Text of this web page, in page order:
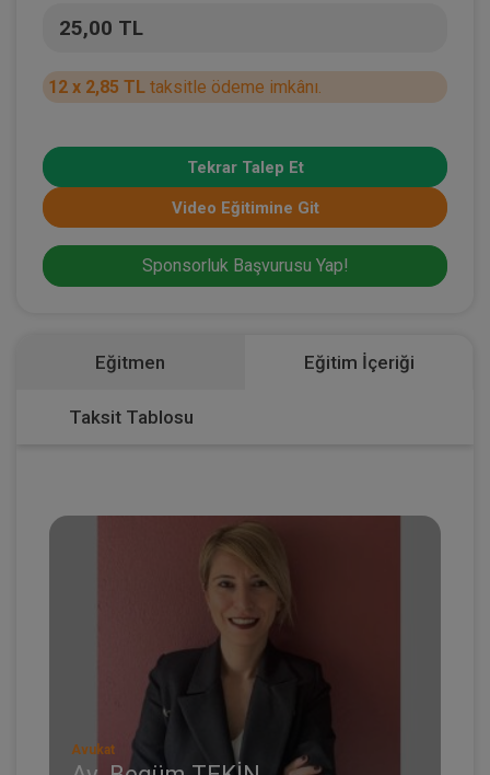
25,00 TL
12 x 2,85 TL taksitle ödeme imkânı.
Tekrar Talep Et
Video Eğitimine Git
Sponsorluk Başvurusu Yap!
Eğitmen Eğitim İçeriği
Taksit Tablosu
Avukat